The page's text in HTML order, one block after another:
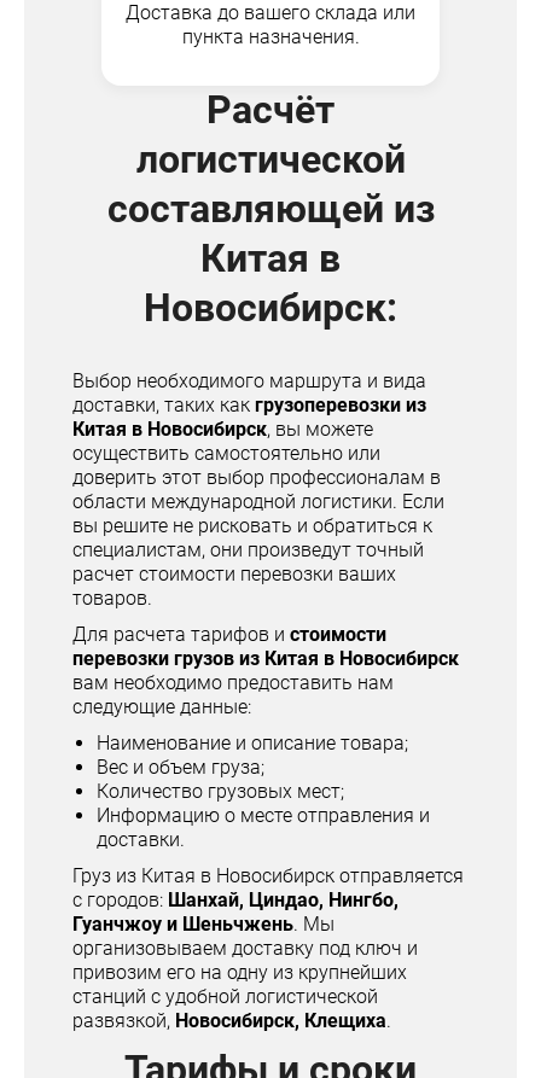
Доставка до вашего склада или
пункта назначения.
Расчёт
логистической
составляющей из
Китая в
Новосибирск:
Выбор необходимого маршрута и вида
доставки, таких как грузоперевозки из
Китая в Новосибирск, вы можете
осуществить самостоятельно или
доверить этот выбор профессионалам в
области международной логистики. Если
вы решите не рисковать и обратиться к
специалистам, они произведут точный
расчет стоимости перевозки ваших
товаров.
Для расчета тарифов и стоимости
перевозки грузов из Китая в Новосибирск
вам необходимо предоставить нам
следующие данные:
Наименование и описание товара;
Вес и объем груза;
Количество грузовых мест;
Информацию о месте отправления и
доставки.
Груз из Китая в Новосибирск отправляется
с городов: Шанхай, Циндао, Нингбо,
Гуанчжоу и Шеньчжень. Мы
организовываем доставку под ключ и
привозим его на одну из крупнейших
станций с удобной логистической
развязкой, Новосибирск, Клещиха.